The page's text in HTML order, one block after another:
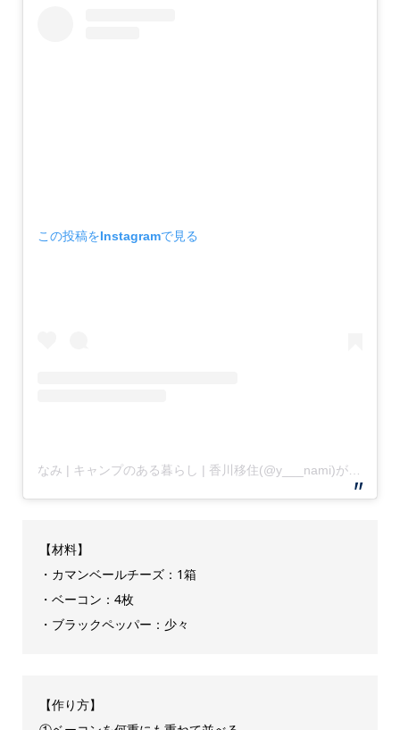
この投稿をInstagramで見る
なみ | キャンプのある暮らし | 香川移住(@y___nami)がシェアした投稿
【材料】
・カマンベールチーズ：1箱
・ベーコン：4枚
・ブラックペッパー：少々
【作り方】